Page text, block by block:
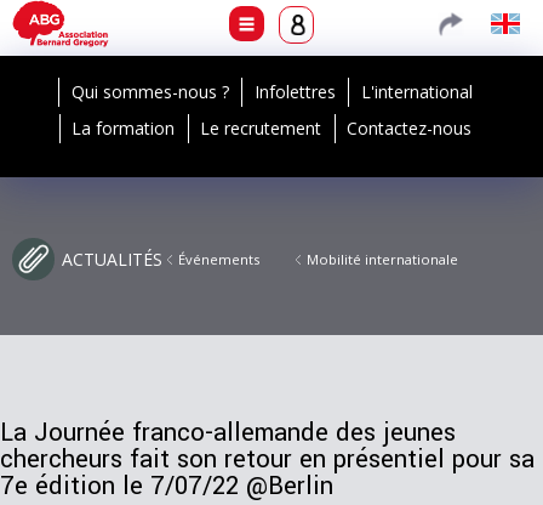
Qui sommes-nous ? Infolettres
L'international
La formation
Le recrutement Contactez-nous
ACTUALITÉS Événements Mobilité internationale
La Journée franco-allemande des jeunes
chercheurs fait son retour en présentiel pour sa
7e édition le 7/07/22 @Berlin